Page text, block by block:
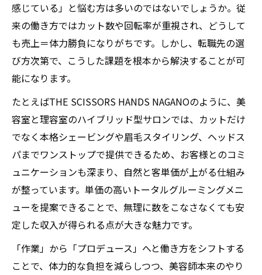
理容師が客単価アップを叶える転職のコツ
求人選びで差がつくスタイリストの提案力
強化
メンズサロン転職で叶える新しい収入モデ
ル
あちこち通う手間を省く「ワンストップ空間」
が、圧倒的なリピート率を生む
美容師求人で叶うワンストップ型の働き方
とは
転職でスタイリストのリピート率が上がる
理由
理容師求人で注目のワンストップサービス
とは
スタイリスト転職が実現する顧客満足度ア
感じている」と悩む方は多いのではないでしょうか。従
来の働き方ではカット数や回転率が重視され、どうして
も売上＝体力勝負になりがちです。しかし、転職先の選
び方次第で、こうした課題を根本から解決することが可
能になります。
たとえばTHE SCISSORS HANDS NAGANOのように、美
容室と理容室のハイブリッド型サロンでは、カットだけ
でなく本格シェービングや眉毛スタイリング、ヘッドス
パまでワンストップで提供できるため、お客様とのコミ
ュニケーションも深まり、自然と客単価が上がる仕組み
が整っています。単価の高いトータルグルーミングメニ
ューを提案できることで、無理に数をこなさなくても安
定した収入が得られる点が大きな魅力です。
「作業」から「プロデュース」へと働き方をシフトする
ことで、体力的な負担を減らしつつ、美容師本来のやり